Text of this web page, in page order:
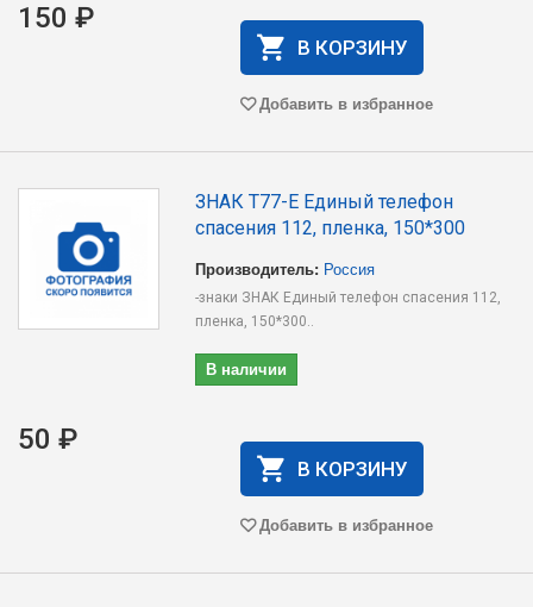
150 ₽
В КОРЗИНУ
Добавить в избранное
ЗНАК T77-Е Единый телефон
спасения 112, пленка, 150*300
Производитель: Россия
-знаки ЗНАК Единый телефон спасения 112,
пленка, 150*300..
В наличии
50 ₽
В КОРЗИНУ
Добавить в избранное